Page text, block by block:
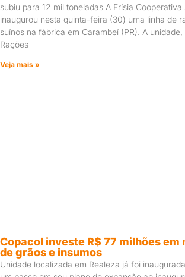
subiu para 12 mil toneladas A Frísia Cooperativa
inaugurou nesta quinta-feira (30) uma linha de
suínos na fábrica em Carambeí (PR). A
Rações
Veja mais »
Copacol investe R$ 77 milhões em
de grãos e insumos
Unidade localizada em Realeza já foi